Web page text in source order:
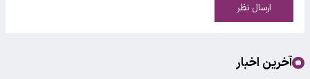
ارسال نظر
آخرین اخبار